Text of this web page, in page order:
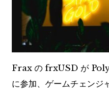
Frax の frxUSD が
に参加、ゲームチェンジ